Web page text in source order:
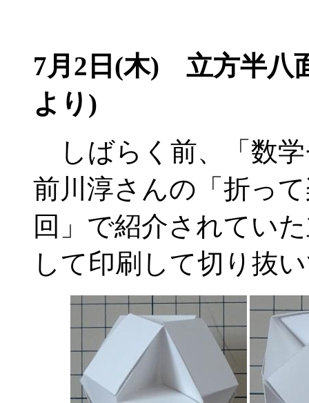
7月2日(木) 立方半八
より)
しばらく前、「数学
前川淳さんの「折っ
回」で紹介されてい
して印刷して切り抜